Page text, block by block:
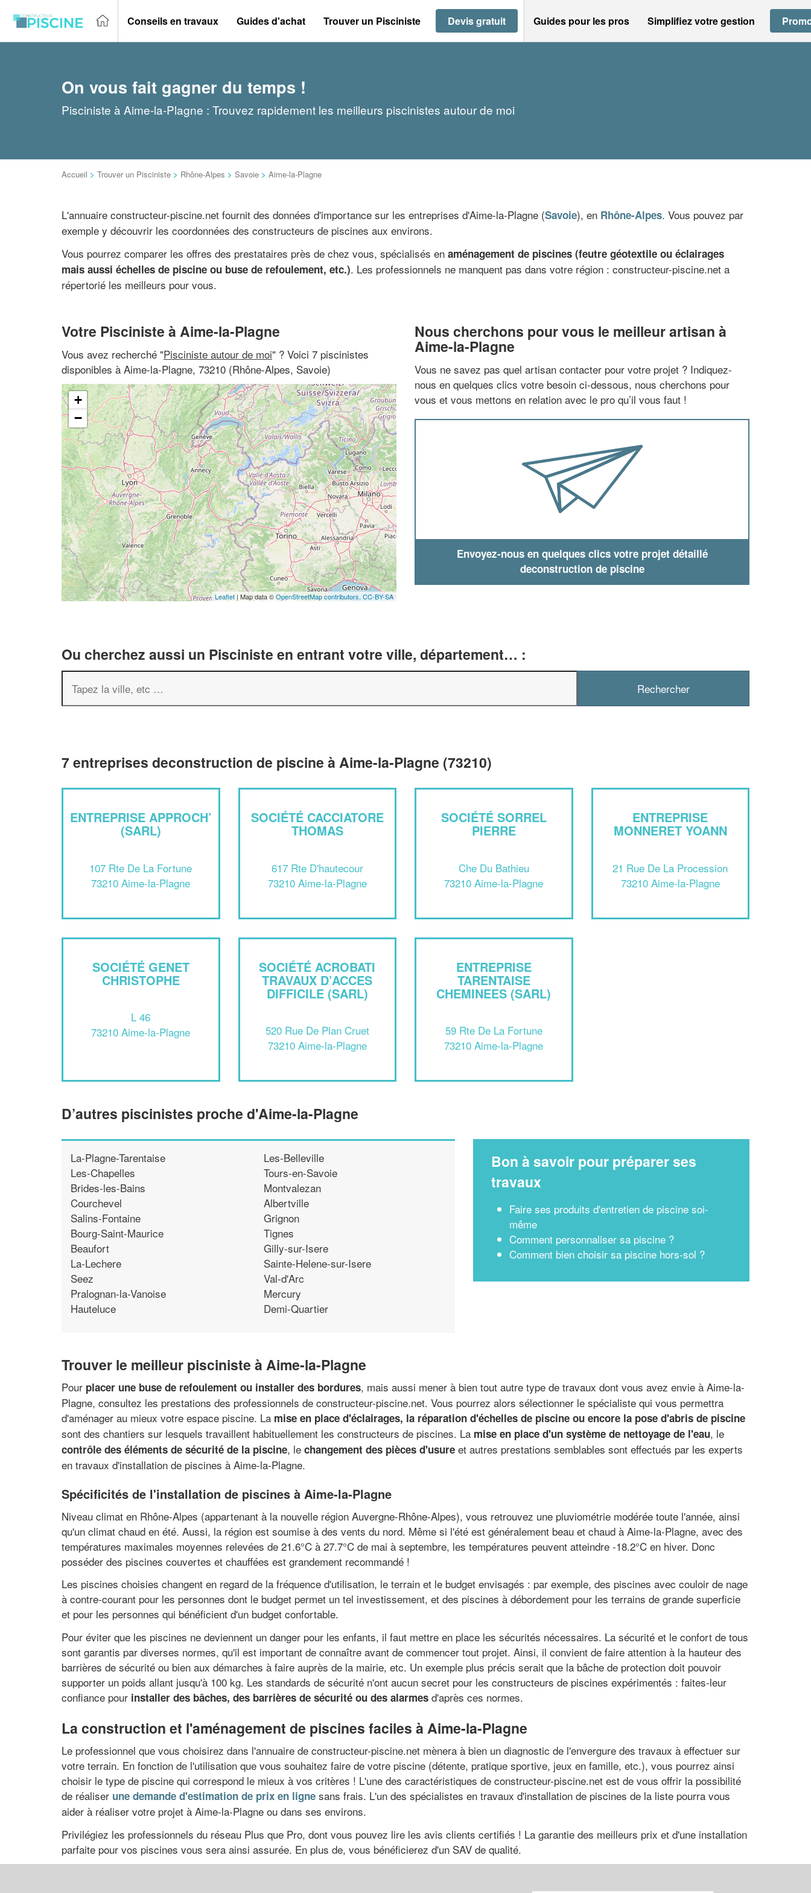
Conseils en travaux Guides d'achat Trouver un Pisciniste Devis gratuit Guides pour les pros Simplifiez votre gestion
On vous fait gagner du temps !
Pisciniste à Aime-la-Plagne : Trouvez rapidement les meilleurs piscinistes autour de moi
Accueil > Trouver un Pisciniste > Rhône-Alpes > Savoie > Aime-la-Plagne
L'annuaire constructeur-piscine.net fournit des données d'importance sur les entreprises d'Aime-la-Plagne (Savoie), en Rhône-Alpes. Vous pouvez par
exemple y découvrir les coordonnées des constructeurs de piscines aux environs.
Vous pourrez comparer les offres des prestataires près de chez vous, spécialisés en aménagement de piscines (feutre géotextile ou éclairages
mais aussi échelles de piscine ou buse de refoulement, etc.). Les professionnels ne manquent pas dans votre région : constructeur-piscine.net a
répertorié les meilleurs pour vous.
Votre Pisciniste à Aime-la-Plagne
Vous avez recherché "Pisciniste autour de moi" ? Voici 7 piscinistes
disponibles à Aime-la-Plagne, 73210 (Rhône-Alpes, Savoie)
+
−
Leaflet | Map data ©OpenStreetMap contributors, CC-BY-SA
Nous cherchons pour vous le meilleur artisan à
Aime-la-Plagne
Vous ne savez pas quel artisan contacter pour votre projet ? Indiquez-
nous en quelques clics votre besoin ci-dessous, nous cherchons pour
vous et vous mettons en relation avec le pro qu’il vous faut !
Envoyez-nous en quelques clics votre projet détaillé
deconstruction de piscine
Ou cherchez aussi un Pisciniste en entrant votre ville, département… :
7 entreprises deconstruction de piscine à Aime-la-Plagne (73210)
ENTREPRISE APPROCH’
(SARL)
107 Rte De La Fortune
73210 Aime-la-Plagne
SOCIÉTÉ CACCIATORE
THOMAS
617 Rte D'hautecour
73210 Aime-la-Plagne
SOCIÉTÉ SORREL
PIERRE
Che Du Bathieu
73210 Aime-la-Plagne
ENTREPRISE
MONNERET YOANN
21 Rue De La Procession
73210 Aime-la-Plagne
SOCIÉTÉ GENET
CHRISTOPHE
L 46
73210 Aime-la-Plagne
SOCIÉTÉ ACROBATI
TRAVAUX D’ACCES
DIFFICILE (SARL)
520 Rue De Plan Cruet
73210 Aime-la-Plagne
ENTREPRISE
TARENTAISE
CHEMINEES (SARL)
59 Rte De La Fortune
73210 Aime-la-Plagne
D’autres piscinistes proche d'Aime-la-Plagne
La-Plagne-Tarentaise
Les-Chapelles
Brides-les-Bains
Courchevel
Salins-Fontaine
Bourg-Saint-Maurice
Beaufort
La-Lechere
Seez
Pralognan-la-Vanoise
Hauteluce
Les-Belleville
Tours-en-Savoie
Montvalezan
Albertville
Grignon
Tignes
Gilly-sur-Isere
Sainte-Helene-sur-Isere
Val-d'Arc
Mercury
Demi-Quartier
Bon à savoir pour préparer ses
travaux
Faire ses produits d'entretien de piscine soi-
même
Comment personnaliser sa piscine ?
Comment bien choisir sa piscine hors-sol ?
Trouver le meilleur pisciniste à Aime-la-Plagne
Pour placer une buse de refoulement ou installer des bordures, mais aussi mener à bien tout autre type de travaux dont vous avez envie à Aime-la-
Plagne, consultez les prestations des professionnels de constructeur-piscine.net. Vous pourrez alors sélectionner le spécialiste qui vous permettra
d'aménager au mieux votre espace piscine. La mise en place d'éclairages, la réparation d'échelles de piscine ou encore la pose d'abris de piscine
sont des chantiers sur lesquels travaillent habituellement les constructeurs de piscines. La mise en place d'un système de nettoyage de l'eau, le
contrôle des éléments de sécurité de la piscine, le changement des pièces d'usure et autres prestations semblables sont effectués par les experts
en travaux d'installation de piscines à Aime-la-Plagne.
Spécificités de l'installation de piscines à Aime-la-Plagne
Niveau climat en Rhône-Alpes (appartenant à la nouvelle région Auvergne-Rhône-Alpes), vous retrouvez une pluviométrie modérée toute l'année, ainsi
qu'un climat chaud en été. Aussi, la région est soumise à des vents du nord. Même si l'été est généralement beau et chaud à Aime-la-Plagne, avec des
températures maximales moyennes relevées de 21.6°C à 27.7°C de mai à septembre, les températures peuvent atteindre -18.2°C en hiver. Donc
posséder des piscines couvertes et chauffées est grandement recommandé !
Les piscines choisies changent en regard de la fréquence d'utilisation, le terrain et le budget envisagés : par exemple, des piscines avec couloir de nage
à contre-courant pour les personnes dont le budget permet un tel investissement, et des piscines à débordement pour les terrains de grande superficie
et pour les personnes qui bénéficient d'un budget confortable.
Pour éviter que les piscines ne deviennent un danger pour les enfants, il faut mettre en place les sécurités nécessaires. La sécurité et le confort de tous
sont garantis par diverses normes, qu'il est important de connaître avant de commencer tout projet. Ainsi, il convient de faire attention à la hauteur des
barrières de sécurité ou bien aux démarches à faire auprès de la mairie, etc. Un exemple plus précis serait que la bâche de protection doit pouvoir
supporter un poids allant jusqu'à 100 kg. Les standards de sécurité n'ont aucun secret pour les constructeurs de piscines expérimentés : faites-leur
confiance pour installer des bâches, des barrières de sécurité ou des alarmes d'après ces normes.
La construction et l'aménagement de piscines faciles à Aime-la-Plagne
Le professionnel que vous choisirez dans l'annuaire de constructeur-piscine.net mènera à bien un diagnostic de l'envergure des travaux à effectuer sur
votre terrain. En fonction de l'utilisation que vous souhaitez faire de votre piscine (détente, pratique sportive, jeux en famille, etc.), vous pourrez ainsi
choisir le type de piscine qui correspond le mieux à vos critères ! L'une des caractéristiques de constructeur-piscine.net est de vous offrir la possibilité
de réaliser une demande d'estimation de prix en ligne sans frais. L'un des spécialistes en travaux d'installation de piscines de la liste pourra vous
aider à réaliser votre projet à Aime-la-Plagne ou dans ses environs.
Privilégiez les professionnels du réseau Plus que Pro, dont vous pouvez lire les avis clients certifiés ! La garantie des meilleurs prix et d'une installation
parfaite pour vos piscines vous sera ainsi assurée. En plus de, vous bénéficierez d'un SAV de qualité.